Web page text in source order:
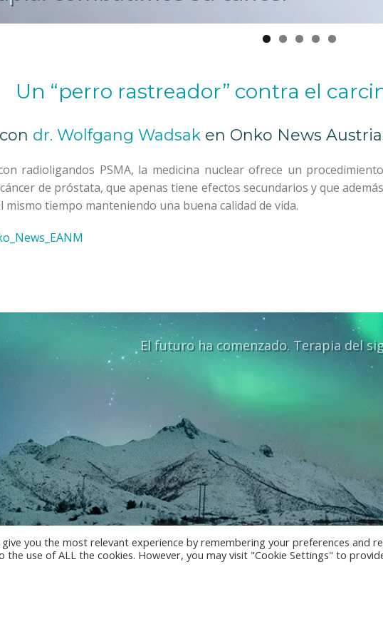
Un “perro rastreador” contra el
dr. Wolfgang Wadsak en Onko News
radioligandos PSMA, la medicina nuclear ofrece un
de próstata, que apenas tiene efectos secundarios y que
mismo tiempo manteniendo una buena calidad de vida.
El futuro ha comenzado. Terapia del
you the most relevant experience by remembering your preferences and
the use of ALL the cookies. However, you may visit "Cookie Settings" to